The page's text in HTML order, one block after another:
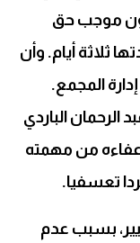
بدون موجب حق
ثلاثة أيام. وأن
المجمع.
الباردي
سنة، أنه تم إعفاءه من مهمته
تعسفيا.
بسبب عدم